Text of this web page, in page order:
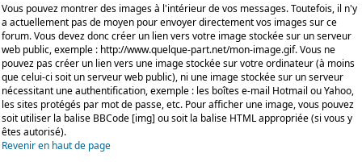
Vous pouvez montrer des images à l'intérieur de vos messages. Toutefois, il n'y
a actuellement pas de moyen pour envoyer directement vos images sur ce
forum. Vous devez donc créer un lien vers votre image stockée sur un serveur
web public, exemple : http://www.quelque-part.net/mon-image.gif. Vous ne
pouvez pas créer un lien vers une image stockée sur votre ordinateur (à moins
que celui-ci soit un serveur web public), ni une image stockée sur un serveur
nécessitant une authentification, exemple : les boîtes e-mail Hotmail ou Yahoo,
les sites protégés par mot de passe, etc. Pour afficher une image, vous pouvez
soit utiliser la balise BBCode [img] ou soit la balise HTML appropriée (si vous y
êtes autorisé).
Revenir en haut de page